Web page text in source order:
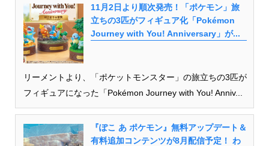
11月2日より順次発売！「ポケモン」旅
立ちの3匹がフィギュア化「Pokémon
Journey with You! Anniversary」が...
リーメントより、「ポケットモンスター」の旅立ちの3匹が
フィギュアになった「Pokémon Journey with You! Anniv...
『ぽこ あ ポケモン』無料アップデート＆
有料追加コンテンツが8月配信予定！ わ